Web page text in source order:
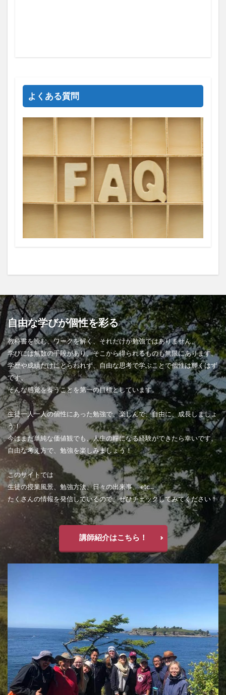
よくある質問
自由な学びが個性を彩る
教科書を読む、ワークを解く、それだけが勉強ではありません。
学びには無数の手段があり、そこから得られるものも無限にあります。
学歴や成績だけにとらわれず、自由な思考で学ぶことで個性は輝くはず
です。
そんな感覚を養うことを第一の目標としています。
生徒一人一人の個性にあった勉強で、楽しんで、自由に、成長しましょ
う！
今はまだ単純な価値観でも、人生の糧になる経験ができたら幸いです。
自由な考え方で、勉強を楽しみましょう！
このサイトでは
生徒の授業風景、勉強方法、日々の出来事、 etc...
たくさんの情報を発信しているので、ぜひチェックしてみてください！
講師紹介はこちら！